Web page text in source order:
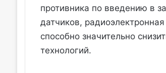
противника по введению в
датчиков,
способно значительно
технологий.